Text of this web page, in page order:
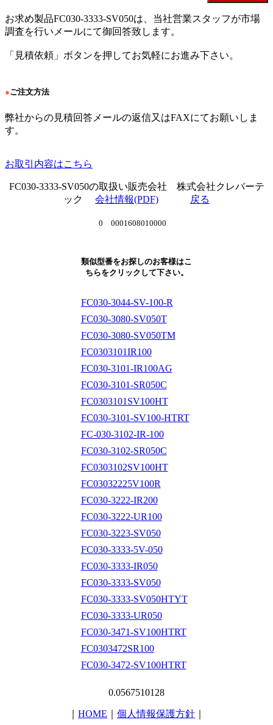
お求め製品FC030-3333-SV050は、当社営業スタッフが市場
調査を行いメールにて御回答致します。
「見積依頼」ボタンを押してお気軽にお進み下さい。
●ご注文方法
弊社からの見積回答メールの返信又はFAXにてお願いしま
す。
お取引内容はこちら
FC030-3333-SV050の取扱い販売会社 株式会社クレバーテ
ック 会社情報(PDF) 戻る
0 0001608010000
類似型番をお探しのお客様はこ
ちらをクリックして下さい。
FC030-3044-SV-100-R
FC030-3080-SV050T
FC030-3080-SV050TM
FC0303101IR100
FC030-3101-IR100AG
FC030-3101-SR050C
FC0303101SV100HT
FC030-3101-SV100-HTRT
FC-030-3102-IR-100
FC030-3102-SR050C
FC0303102SV100HT
FC03032225V100R
FC030-3222-IR200
FC030-3222-UR100
FC030-3223-SV050
FC030-3333-5V-050
FC030-3333-IR050
FC030-3333-SV050
FC030-3333-SV050HTYT
FC030-3333-UR050
FC030-3471-SV100HTRT
FC0303472SR100
FC030-3472-SV100HTRT
0.0567510128
HOME 個人情報保護方針